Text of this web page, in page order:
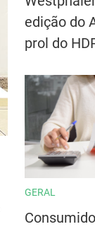
edição do
prol do
GERAL